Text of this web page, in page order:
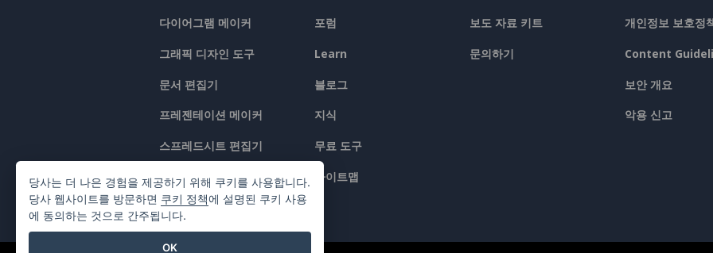
다이어그램 메이커
그래픽 디자인 도구
문서 편집기
프레젠테이션 메이커
스프레드시트 편집기
가격 책정
포럼
Learn
블로그
지식
무료 도구
사이트맵
보도 자료 키트
문의하기
개인정보 보호정
Content
보안 개요
악용 신고
당사는 더 나은 경험을 제공하기 위해 쿠키를 사용합니다.
당사 웹사이트를 방문하면 쿠키 정책에 설명된 쿠키 사용
에 동의하는 것으로 간주됩니다.
OK